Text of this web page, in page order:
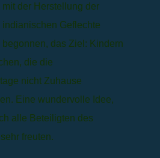
mit der Herstellung der
indianischen Geflechte
begonnen, das Ziel: Kindern
die die
nicht Zuhause
Eine wundervolle Idee,
alle Beteiligten des
freuten.